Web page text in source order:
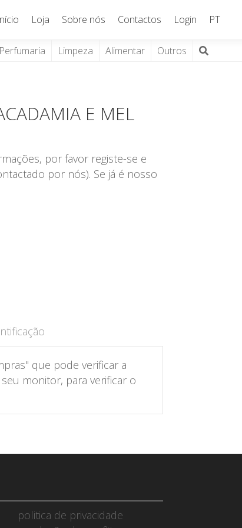
Loja Sobre nós Contactos Login PT
Perfumaria Limpeza Alimentar Outros
E MEL
por favor registe-se e
por nós). Se já é nosso
que pode verificar a
monitor, para verificar o
politica de privacidade